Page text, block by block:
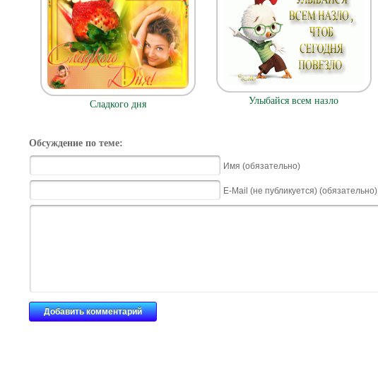
Сладкого дня
Улыбайся всем назло
Обсуждение по теме:
Имя (обязательно)
E-Mail (не публикуется) (обязательно)